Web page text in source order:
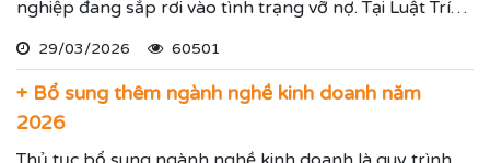
nghiệp đang sắp rơi vào tình trạng vỡ nợ. Tại Luật Trí
quyết các tranh chấp kinh tế hiệu quả đảm bảo sẽ giúp
thực hiện các yêu cầu mà Quý vị đưa ra.
29/03/2026 60501
+ Bổ sung thêm ngành nghề kinh doanh năm
2026